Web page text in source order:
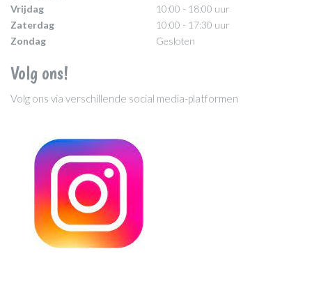
Vrijdag
10:00 - 18:00 uur
Zaterdag
10:00 - 17:30 uur
Zondag
Gesloten
Volg ons!
Volg ons via verschillende social media-platformen